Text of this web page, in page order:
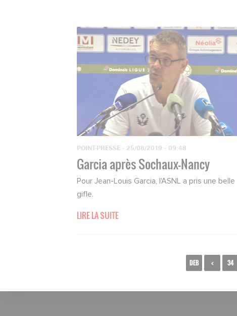
POINT-PRESSE · 25/08/2019 - 09:48
Garcia après Sochaux-Nancy
Pour Jean-Louis Garcia, l'ASNL a pris une belle
gifle.
LIRE LA SUITE
DEB < 34